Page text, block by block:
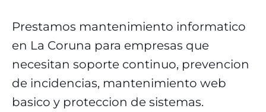
Prestamos mantenimiento informatico
en La Coruna para empresas que
necesitan soporte continuo, prevencion
de incidencias, mantenimiento web
basico y proteccion de sistemas.